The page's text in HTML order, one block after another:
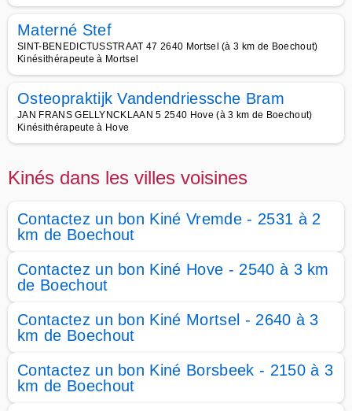
Materné Stef
SINT-BENEDICTUSSTRAAT 47 2640 Mortsel (à 3 km de Boechout)
Kinésithérapeute à Mortsel
Osteopraktijk Vandendriessche Bram
JAN FRANS GELLYNCKLAAN 5 2540 Hove (à 3 km de Boechout)
Kinésithérapeute à Hove
Kinés dans les villes voisines
Contactez un bon Kiné Vremde - 2531 à 2
km de Boechout
Contactez un bon Kiné Hove - 2540 à 3 km
de Boechout
Contactez un bon Kiné Mortsel - 2640 à 3
km de Boechout
Contactez un bon Kiné Borsbeek - 2150 à 3
km de Boechout